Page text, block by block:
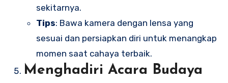
sekitarnya.
Tips: Bawa kamera dengan lensa yang
sesuai dan persiapkan diri untuk menangkap
momen saat cahaya terbaik.
Menghadiri Acara Budaya